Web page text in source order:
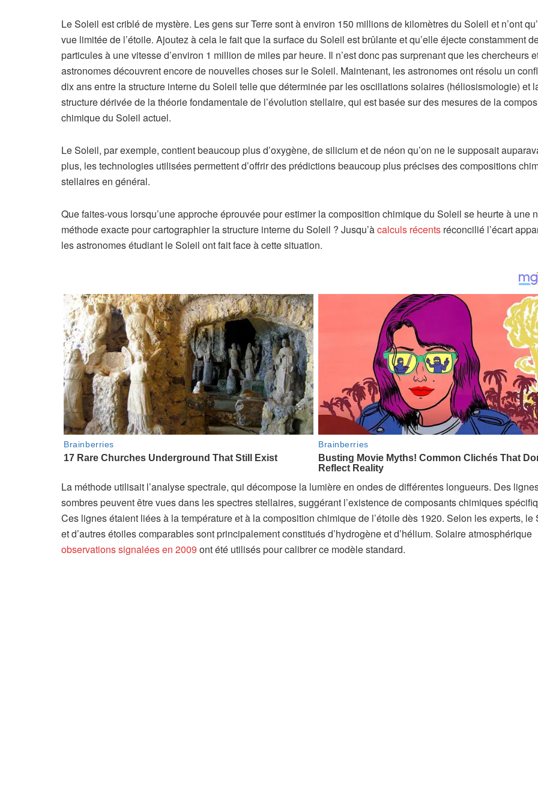
Le Soleil est criblé de mystère. Les gens sur Terre sont à environ 150 millions de kilomètres du Soleil et n’ont
vue limitée de l’étoile. Ajoutez à cela le fait que la surface du Soleil est brûlante et qu’elle éjecte constamment
particules à une vitesse d’environ 1 million de miles par heure. Il n’est donc pas surprenant que les chercheurs
astronomes découvrent encore de nouvelles choses sur le Soleil. Maintenant, les astronomes ont résolu un
dix ans entre la structure interne du Soleil telle que déterminée par les oscillations solaires (héliosismologie) et
structure dérivée de la théorie fondamentale de l’évolution stellaire, qui est basée sur des mesures de la
chimique du Soleil actuel.
Le Soleil, par exemple, contient beaucoup plus d’oxygène, de silicium et de néon qu’on ne le supposait
plus, les technologies utilisées permettent d’offrir des prédictions beaucoup plus précises des compositions
stellaires en général.
Que faites-vous lorsqu’une approche éprouvée pour estimer la composition chimique du Soleil se heurte à une
méthode exacte pour cartographier la structure interne du Soleil ? Jusqu’àcalculs récents réconcilié l’écart
les astronomes étudiant le Soleil ont fait face à cette situation.
La méthode utilisait l’analyse spectrale, qui décompose la lumière en ondes de différentes longueurs. Des
sombres peuvent être vues dans les spectres stellaires, suggérant l’existence de composants chimiques
Ces lignes étaient liées à la température et à la composition chimique de l’étoile dès 1920. Selon les experts, le
et d’autres étoiles comparables sont principalement constitués d’hydrogène et d’hélium. Solaire atmosphérique
observations signalées en 2009 ont été utilisés pour calibrer ce modèle standard.